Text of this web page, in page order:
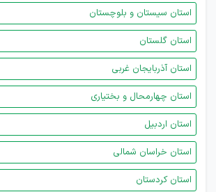
استان سیستان و بلوچستان
استان گلستان
استان آذربایجان غربی
استان چهارمحال و بختیاری
استان اردبیل
استان خراسان شمالی
استان کردستان